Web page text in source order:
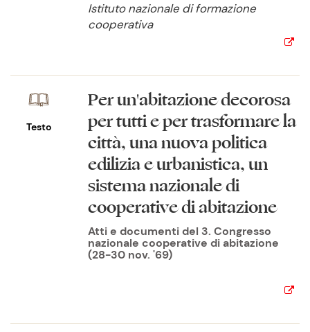
Istituto nazionale di formazione
cooperativa
Testo
Per un'abitazione decorosa
per tutti e per trasformare la
città, una nuova politica
edilizia e urbanistica, un
sistema nazionale di
cooperative di abitazione
Atti e documenti del 3. Congresso
nazionale cooperative di abitazione
(28-30 nov. '69)